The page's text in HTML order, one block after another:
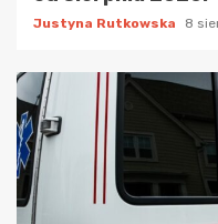
Justyna Rutkowska 8